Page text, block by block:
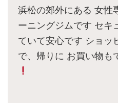
浜松の郊外にある 女性
ーニングジムです セキ
ていて安心です ショッ
で、帰りに お買い物も